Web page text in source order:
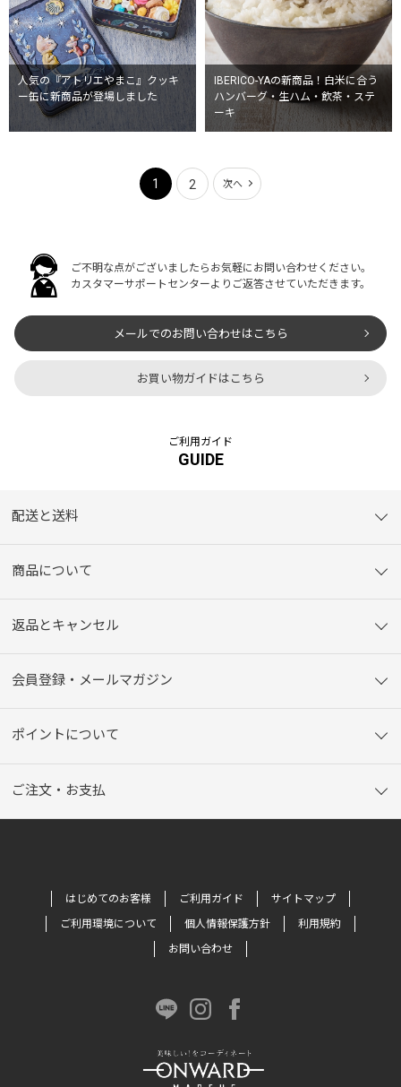
人気の『アトリエやまこ』クッキ
ー缶に新商品が登場しました
IBERICO-YAの新商品！白米に合う
ハンバーグ・生ハム・飲茶・ステ
ーキ
1 2 次へ
ご不明な点がございましたらお気軽にお問い合わせください。
カスタマーサポートセンターよりご返答させていただきます。
メールでのお問い合わせはこちら
お買い物ガイドはこちら
ご利用ガイド
GUIDE
配送と送料
商品について
返品とキャンセル
会員登録・メールマガジン
ポイントについて
ご注文・お支払
はじめてのお客様 ご利用ガイド
サイトマップ
ご利用環境について
個人情報保護方針
利用規約
お問い合わせ